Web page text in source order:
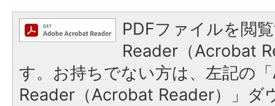
PDFファイルを閲
Reader（Acrobat
す。お持ちでない方は、左記の
Reader（Acrobat Reader）」ダ